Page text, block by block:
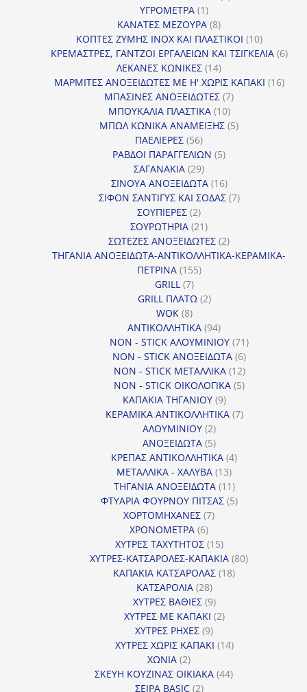
ΥΓΡΟΜΕΤΡΑ 11
προϊόν
ΚΑΝΑΤΕΣ ΜΕΖΟΥΡΑ 88
προϊόντα
ΚΟΠΤΕΣ ΖΥΜΗΣ INOX ΚΑΙ ΠΛΑΣΤΙΚΟΙ 1010
προϊόντα
ΚΡΕΜΑΣΤΡΕΣ, ΓΑΝΤΖΟΙ ΕΡΓΑΛΕΙΩΝ ΚΑΙ ΤΣΙΓΚΕΛΙΑ 66
ΛΕΚΑΝΕΣ ΚΩΝΙΚΕΣ 1414
προϊόντα
ΜΑΡΜΙΤΕΣ ΑΝΟΞΕΙΔΩΤΕΣ ΜΕ Η' ΧΩΡΙΣ ΚΑΠΑΚΙ 1616
ΜΠΑΣΙΝΕΣ ΑΝΟΞΕΙΔΩΤΕΣ 77
ΜΠΟΥΚΑΛΙΑ ΠΛΑΣΤΙΚΑ 1010
προϊόντα
ΜΠΩΛ ΚΩΝΙΚΑ ΑΝΑΜΕΙΞΗΣ 55
ΠΑΕΛΙΕΡΕΣ 5656
προϊόντα
ΡΑΒΔΟΙ ΠΑΡΑΓΓΕΛΙΩΝ 55
ΣΑΓΑΝΑΚΙΑ 2929
προϊόντα
ΣΙΝΟΥΑ ΑΝΟΞΕΙΔΩΤΑ 1616
προϊόντα
ΣΙΦΟΝ ΣΑΝΤΙΓΥΣ ΚΑΙ ΣΟΔΑΣ 77
ΣΟΥΠΙΕΡΕΣ 22
προϊόντα
ΣΟΥΡΩΤΗΡΙΑ 2121
προϊόντα
ΣΩΤΕΖΕΣ ΑΝΟΞΕΙΔΩΤΕΣ 22
προϊόντα
ΤΗΓΑΝΙΑ ΑΝΟΞΕΙΔΩΤΑ-ΑΝΤΙΚΟΛΛΗΤΙΚΑ-ΚΕΡΑΜΙΚΑ-
ΠΕΤΡΙΝΑ 155155
GRILL 77
προϊόντα
GRILL ΠΛΑΤΩ 22
WOK 88
προϊόντα
ΑΝΤΙΚΟΛΛΗΤΙΚΑ 9494
προϊόντα
NON - STICK ΑΛΟΥΜΙΝΙΟΥ 7171
προϊόντα
NON - STICK ΑΝΟΞΕΙΔΩΤΑ 66
προϊόντα
NON - STICK ΜΕΤΑΛΛΙΚΑ 1212
προϊόντα
NON - STICK ΟΙΚΟΛΟΓΙΚΑ 55
ΚΑΠΑΚΙΑ ΤΗΓΑΝΙΟΥ 99
προϊόντα
ΚΕΡΑΜΙΚΑ ΑΝΤΙΚΟΛΛΗΤΙΚΑ 77
ΑΛΟΥΜΙΝΙΟΥ 22
προϊόντα
ΑΝΟΞΕΙΔΩΤΑ 55
προϊόντα
ΚΡΕΠΑΣ ΑΝΤΙΚΟΛΛΗΤΙΚΑ 44
ΜΕΤΑΛΛΙΚΑ - ΧΑΛΥΒΑ 1313
προϊόντα
ΤΗΓΑΝΙΑ ΑΝΟΞΕΙΔΩΤΑ 1111
προϊόντα
ΦΤΥΑΡΙΑ ΦΟΥΡΝΟΥ ΠΙΤΣΑΣ 55
ΧΟΡΤΟΜΗΧΑΝΕΣ 77
ΧΡΟΝΟΜΕΤΡΑ 66
προϊόντα
ΧΥΤΡΕΣ ΤΑΧΥΤΗΤΟΣ 1515
προϊόντα
ΧΥΤΡΕΣ-ΚΑΤΣΑΡΟΛΕΣ-ΚΑΠΑΚΙΑ 8080
ΚΑΠΑΚΙΑ ΚΑΤΣΑΡΟΛΑΣ 1818
ΚΑΤΣΑΡΟΛΙΑ 2828
προϊόντα
ΧΥΤΡΕΣ ΒΑΘΙΕΣ 99
προϊόντα
ΧΥΤΡΕΣ ΜΕ ΚΑΠΑΚΙ 22
ΧΥΤΡΕΣ ΡΗΧΕΣ 99
προϊόντα
ΧΥΤΡΕΣ ΧΩΡΙΣ ΚΑΠΑΚΙ 1414
ΧΩΝΙΑ 22
προϊόντα
ΣΚΕΥΗ ΚΟΥΖΙΝΑΣ ΟΙΚΙΑΚΑ 4444
ΣΕΙΡΑ BASIC 22